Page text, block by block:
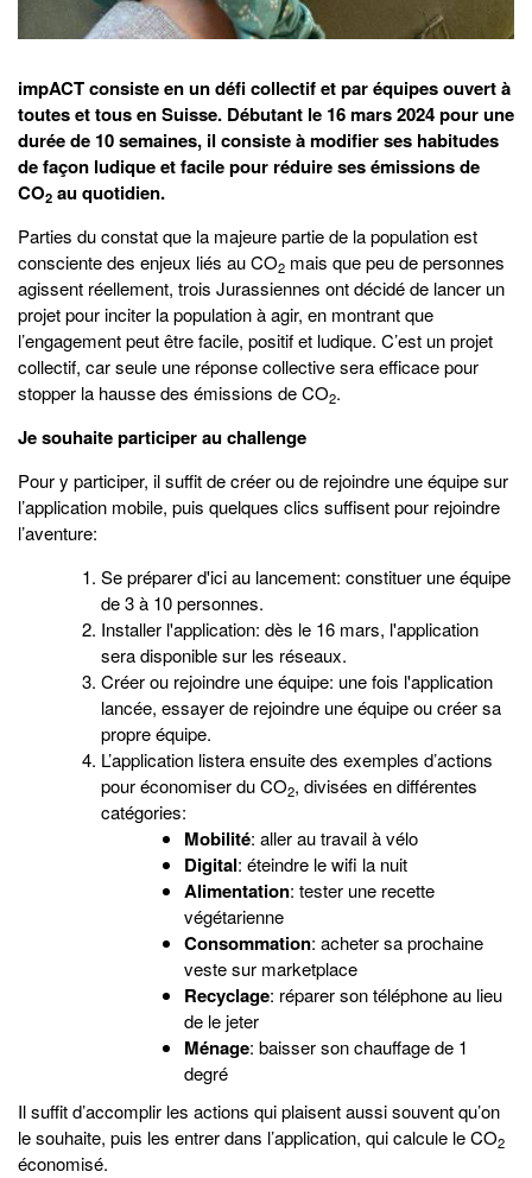
impACT consiste en un défi collectif et par équipes ouvert à
toutes et tous en Suisse. Débutant le 16 mars 2024 pour une
durée de 10 semaines, il consiste à modifier ses habitudes
de façon ludique et facile pour réduire ses émissions de
CO2 au quotidien.
Parties du constat que la majeure partie de la population est
consciente des enjeux liés au CO2 mais que peu de personnes
agissent réellement, trois Jurassiennes ont décidé de lancer un
projet pour inciter la population à agir, en montrant que
l’engagement peut être facile, positif et ludique. C’est un projet
collectif, car seule une réponse collective sera efficace pour
stopper la hausse des émissions de CO2.
Je souhaite participer au challenge
Pour y participer, il suffit de créer ou de rejoindre une équipe sur
l’application mobile, puis quelques clics suffisent pour rejoindre
l’aventure:
Se préparer d'ici au lancement: constituer une équipe
de 3 à 10 personnes.
Installer l'application: dès le 16 mars, l'application
sera disponible sur les réseaux.
Créer ou rejoindre une équipe: une fois l'application
lancée, essayer de rejoindre une équipe ou créer sa
propre équipe.
L’application listera ensuite des exemples d’actions
pour économiser du CO2, divisées en différentes
catégories:
Mobilité: aller au travail à vélo
Digital: éteindre le wifi la nuit
Alimentation: tester une recette
végétarienne
Consommation: acheter sa prochaine
veste sur marketplace
Recyclage: réparer son téléphone au lieu
de le jeter
Ménage: baisser son chauffage de 1
degré
Il suffit d’accomplir les actions qui plaisent aussi souvent qu’on
le souhaite, puis les entrer dans l’application, qui calcule le CO2
économisé.